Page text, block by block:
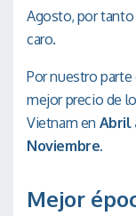
Agosto, por
caro.
Por nuestro parte
mejor precio de
Vietnam en Abril
Noviembre.
Mejor